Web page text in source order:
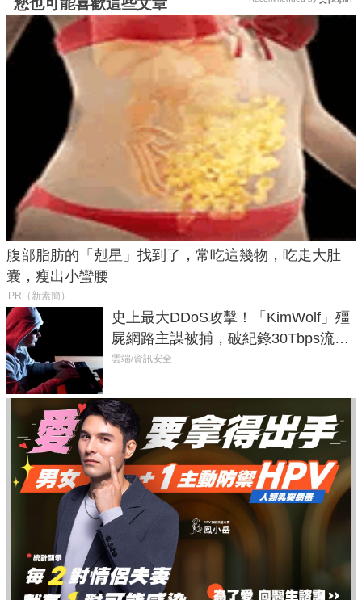
您也可能喜歡這些文章
腹部脂肪的「剋星」找到了，常吃這幾物，吃走大肚
囊，瘦出小蠻腰
PR（新素簡）
史上最大DDoS攻擊！「KimWolf」殭
屍網路主謀被捕，破紀錄30Tbps流量
癱瘓全球！
雲端/資訊安全